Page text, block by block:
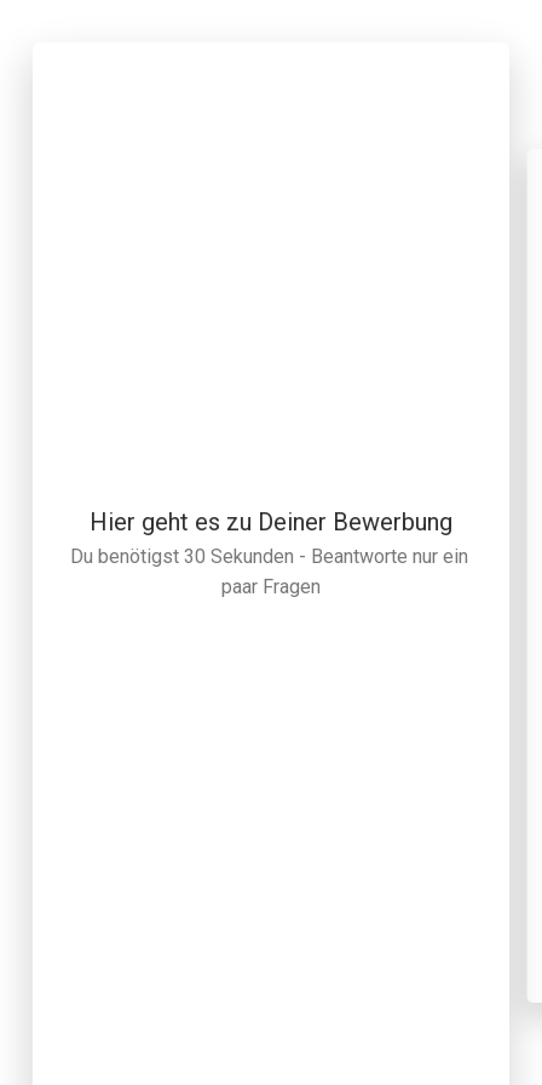
Hier geht es zu Deiner Bewerbung
Du benötigst 30 Sekunden - Beantworte nur ein
paar Fragen